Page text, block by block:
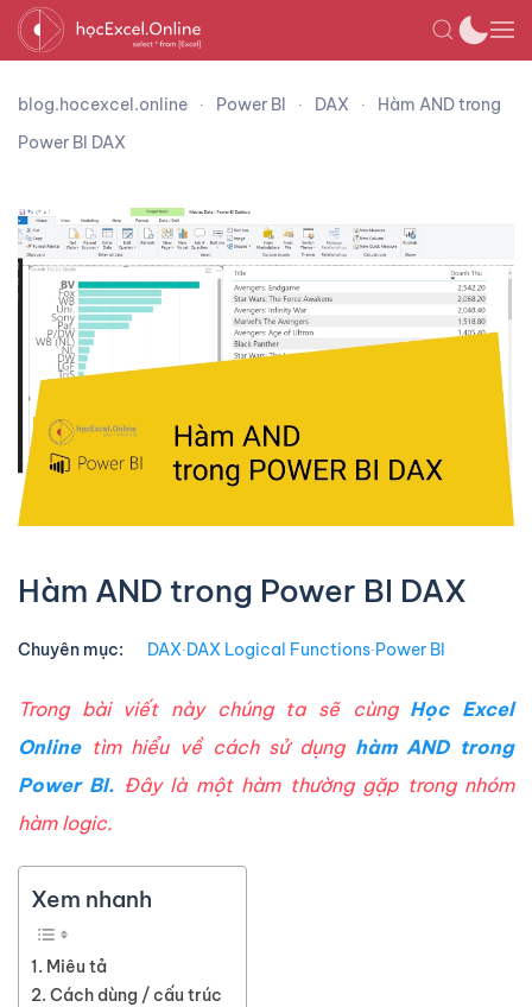
blog.hocexcel.online Power BI DAX
Hàm AND trong
Power BI DAX
Hàm AND trong Power BI DAX
Chuyên mục: DAX∙DAX Logical Functions∙Power BI
Trong bài viết này chúng ta sẽ cùng Học Excel
Online tìm hiểu về cách sử dụnghàm AND trong
Power BI. Đây là một hàm thường gặp trong nhóm
hàm logic.
Xem nhanh
Miêu tả
Cách dùng / cấu trúc